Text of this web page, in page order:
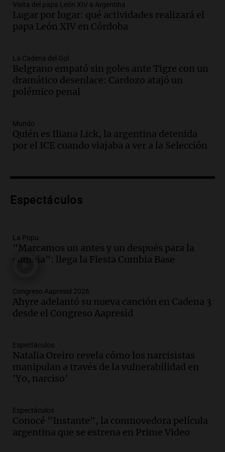
Audio.Madres en Rosario piden por la
ley Joaquín.
Viva la Radio Rosario
Audio. Juan Pedro Colombo, rematador
de hacienda: “Las tecnologías no
reemplazan el contacto con la gente”
La Argentina, hoy
Audio.
un pozo de 17 metros en Nueva Córdoba
Panorama Federal
Audio.Lanzamiento del Tigo 7 CSH: el
al mercado argentino
Audio.
Mundial de Natación de Invierno con
récords y atletas de 20 países
Audio.Conductor imputado por
accidente fatal en San Luis dejó tres
Episodios
Audio.Historiador de la UBA celebró la
marcha atrás en la Ley de Tierras:
“Frenamos un saqueo de recursos”
Episodios
Audio.Ahyre estuvo en el Estudio
Federal Sancor Seguros y adelantó su
Visita del papa León XIV a Argentina
Lugar por lugar: qué actividades realizará el
papa León XIV en Córdoba
La Cadena del Gol
Belgrano empató sin goles ante Tigre con un
dramático desenlace: Cardozo atajó un
polémico penal
Mundo
Quién es Iliana Lick, la argentina detenida
por el ICE cuando viajaba a ver a la Selección
Espectáculos
La Popu
"Marcamos un antes y un después para la
cumbia": llega la Fiesta Cumbia Base
Congreso Aapresid 2026
Ahyre adelantó su nueva canción en Cadena 3
desde el Congreso Aapresid
Espectáculos
Natalia Oreiro revela cómo los narcisistas
manipulan a través de la vulnerabilidad en
'Yo, narciso'
Espectáculos
Conocé "Instante", la conmovedora película
argentina que se estrena en Prime Video